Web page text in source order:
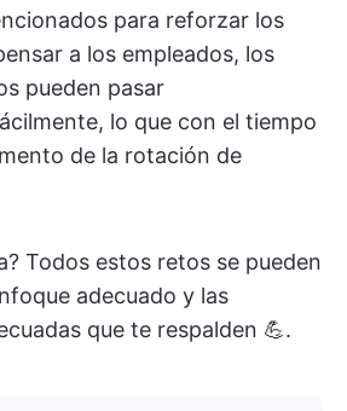
para reforzar los
a los empleados, los
pueden pasar
lo que con el tiempo
de la rotación de
Todos estos retos se pueden
adecuado y las
que te respalden 💪.